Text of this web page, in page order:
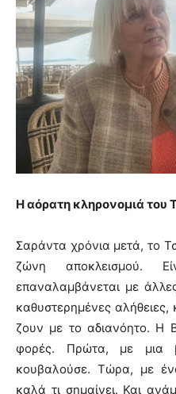
Η αόρατη κληρονομιά του
Σαράντα χρόνια μετά, το
ζώνη αποκλεισμού.
επαναλαμβάνεται με
καθυστερημένες
ζουν με το αδιανόητο. Η
φορές. Πρώτα, με μια
κουβαλούσε. Τώρα, με
καλά τι σημαίνει. Και